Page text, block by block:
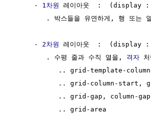
     -
1차원 레이아웃  :
. 박스들을 유연하게, 행 또는
     -
2차원
레이아웃  :  (display
        . 수평 줄과 수직 열을,
격자
.. grid-template-
.. grid-column-start,
.. grid-gap, column-